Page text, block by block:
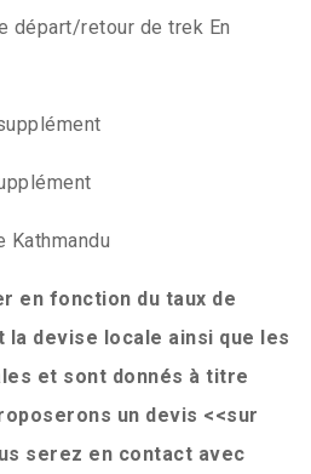
départ/retour de trek En
Kathmandu
en fonction du taux de
la devise locale ainsi que les
et sont donnés à titre
un devis <<sur
serez en contact avec